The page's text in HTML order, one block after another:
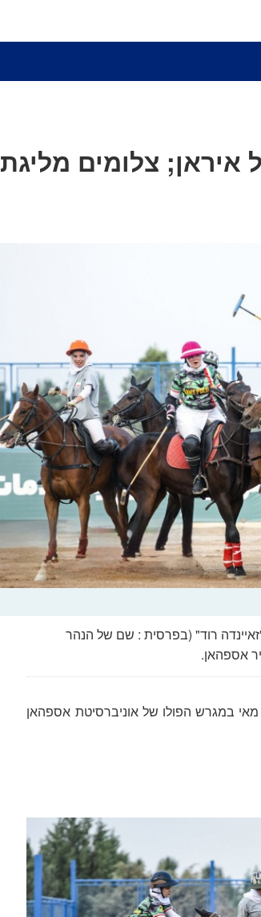
איראן; צלומים מליגת
רוד" (בפרסית : שם של הנהר
אספהאן.
עשרה נבחרות לגברים ונשים התחרו בין 20 במאי ל-23 מאי במגרש הפולו של אוניברסיטת אספהאן